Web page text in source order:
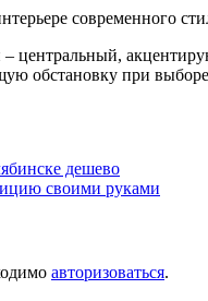
современного
– центральный,
обстановку при
дешево
своими руками
авторизоваться.